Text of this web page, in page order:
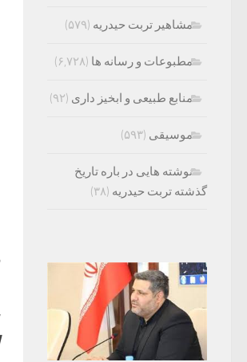
مشاهیر تربت حیدریه (۵۷۹)
مطبوعات و رسانه ها (۶,۷۲۸)
منابع طبیعی و ابخیز داری (۹۲)
موسیقی (۵۹۳)
نوشته هایی در باره تاریخ
گذشته تربت حیدریه (۳۸)